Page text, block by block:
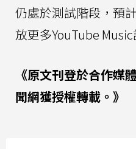
仍處於測試階段，預
放更多YouTube
《原文刊登於合作媒體
聞網獲授權轉載。》